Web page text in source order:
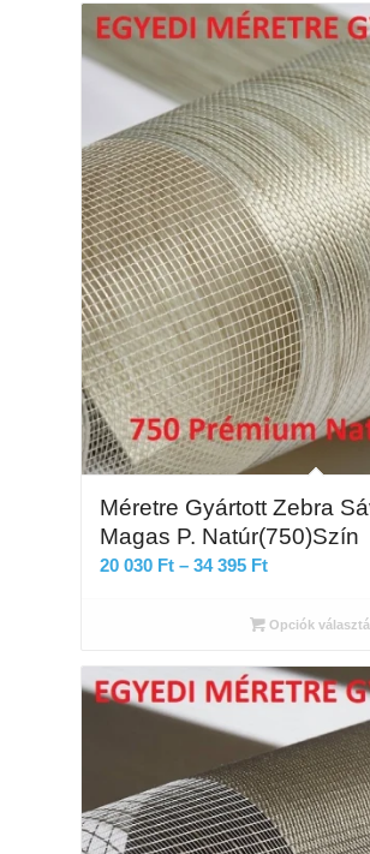
Méretre Gyártott Zebra
Magas P. Natúr(750)Szín
20 030 Ft – 34 395 FtÁrtartomány:
030 Ft
34
395 Ft
Opciók